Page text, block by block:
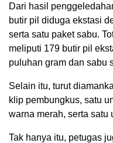
Dari hasil
butir pil diduga ekstasi
serta satu paket sabu.
meliputi 179 butir pil
puluhan gram dan sabu
Selain itu, turut
klip pembungkus, satu
warna merah, serta satu
Tak hanya itu, petugas